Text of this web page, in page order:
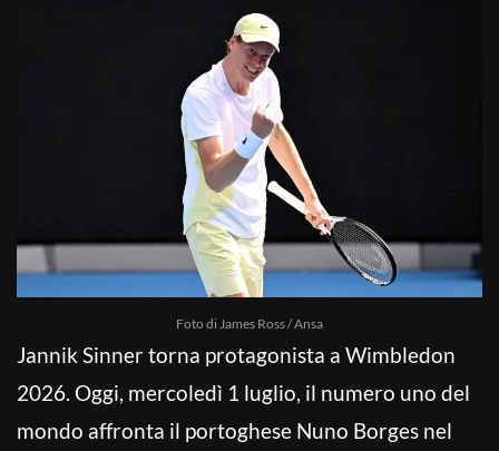
Foto di James Ross / Ansa
Jannik Sinner torna protagonista a Wimbledon
2026. Oggi, mercoledì 1 luglio, il numero uno del
mondo affronta il portoghese Nuno Borges nel